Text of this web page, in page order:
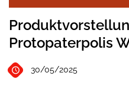
Protopaterpolis
30/05/2025